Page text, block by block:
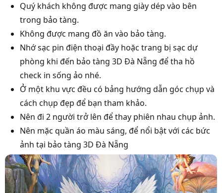
Quý khách không được mang giày dép vào bên
trong bảo tàng.
Không được mang đồ ăn vào bảo tàng.
Nhớ sạc pin điện thoại đầy hoặc trang bị sạc dự
phòng khi đến bảo tàng 3D Đà Nẵng để tha hồ
check in sống ảo nhé.
Ở một khu vực đều có bảng hướng dẫn góc chụp và
cách chụp đẹp để bạn tham khảo.
Nên đi 2 người trở lên để thay phiên nhau chụp ảnh.
Nên mặc quần áo màu sáng, để nổi bật với các bức
ảnh tại bảo tàng 3D Đà Nẵng